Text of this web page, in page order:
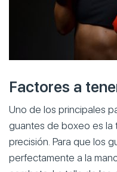
Factores a
Uno de los principales
guantes de boxeo es la
precisión. Para que los
perfectamente a la